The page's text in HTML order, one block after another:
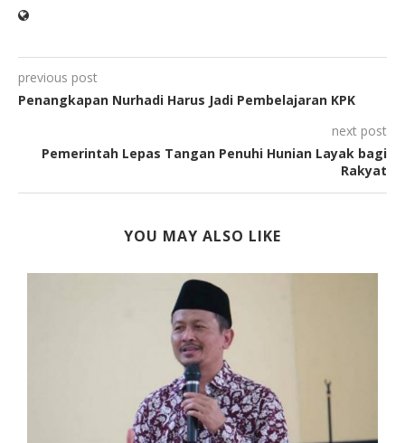
previous post
Penangkapan Nurhadi Harus Jadi Pembelajaran KPK
next post
Pemerintah Lepas Tangan Penuhi Hunian Layak bagi
Rakyat
YOU MAY ALSO LIKE